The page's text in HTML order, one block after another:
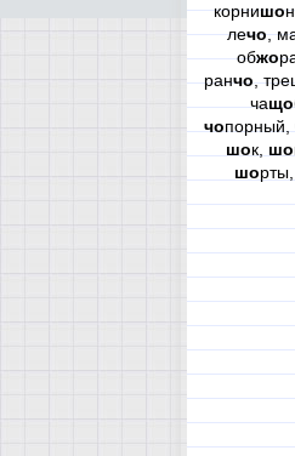
корнишо
лечо,
обжо
ранчо,
чащо
чопорный,
шок, шо
шорты,